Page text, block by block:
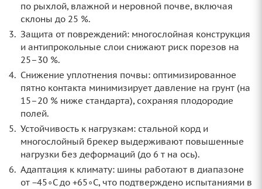
по рыхлой, влажной и неровной почве, включая
склоны до 25 %.
Защита от повреждений: многослойная конструкция
и антипрокольные слои снижают риск порезов на
25–30 %.
Снижение уплотнения почвы: оптимизированное
пятно контакта минимизирует давление на грунт (на
15–20 % ниже стандарта), сохраняя плодородие
полей.
Устойчивость к нагрузкам: стальной корд и
многослойный брекер выдерживают повышенные
нагрузки без деформаций (до 6 т на ось).
Адаптация к климату: шины работают в диапазоне
от −45∘C до +65∘C, что подтверждено испытаниями в